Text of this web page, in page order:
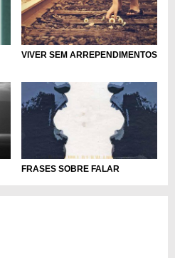
VIVER SEM ARREPENDIMENTOS
FRASES SOBRE FALAR